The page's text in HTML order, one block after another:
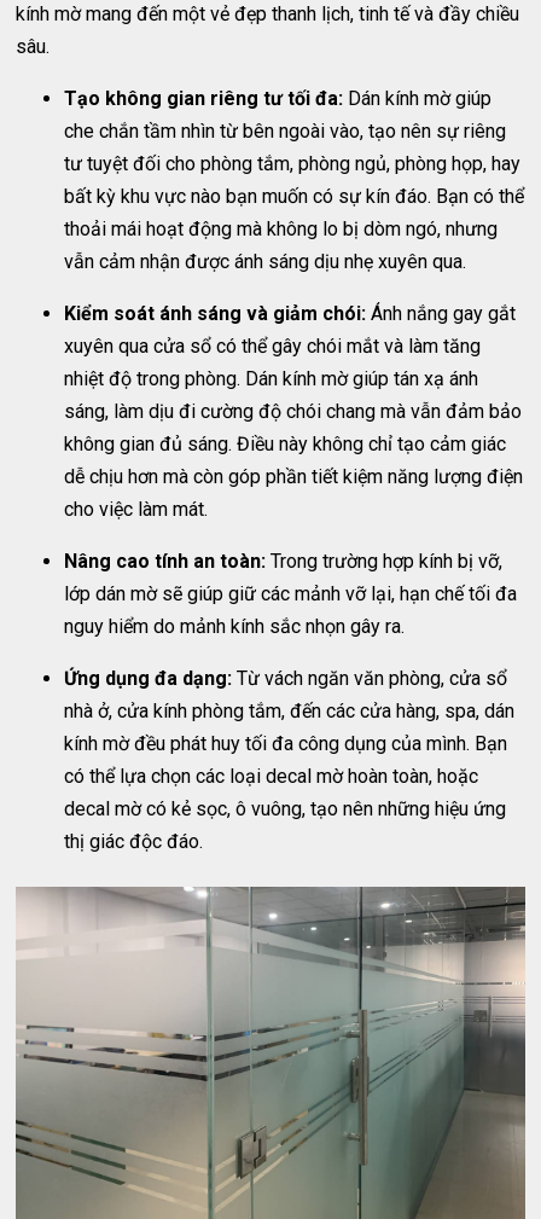
kính mờ mang đến một vẻ đẹp thanh lịch, tinh tế và đầy chiều
sâu.
Tạo không gian riêng tư tối đa: Dán kính mờ giúp
che chắn tầm nhìn từ bên ngoài vào, tạo nên sự riêng
tư tuyệt đối cho phòng tắm, phòng ngủ, phòng họp, hay
bất kỳ khu vực nào bạn muốn có sự kín đáo. Bạn có thể
thoải mái hoạt động mà không lo bị dòm ngó, nhưng
vẫn cảm nhận được ánh sáng dịu nhẹ xuyên qua.
Kiểm soát ánh sáng và giảm chói: Ánh nắng gay gắt
xuyên qua cửa sổ có thể gây chói mắt và làm tăng
nhiệt độ trong phòng. Dán kính mờ giúp tán xạ ánh
sáng, làm dịu đi cường độ chói chang mà vẫn đảm bảo
không gian đủ sáng. Điều này không chỉ tạo cảm giác
dễ chịu hơn mà còn góp phần tiết kiệm năng lượng điện
cho việc làm mát.
Nâng cao tính an toàn: Trong trường hợp kính bị vỡ,
lớp dán mờ sẽ giúp giữ các mảnh vỡ lại, hạn chế tối đa
nguy hiểm do mảnh kính sắc nhọn gây ra.
Ứng dụng đa dạng: Từ vách ngăn văn phòng, cửa sổ
nhà ở, cửa kính phòng tắm, đến các cửa hàng, spa, dán
kính mờ đều phát huy tối đa công dụng của mình. Bạn
có thể lựa chọn các loại decal mờ hoàn toàn, hoặc
decal mờ có kẻ sọc, ô vuông, tạo nên những hiệu ứng
thị giác độc đáo.